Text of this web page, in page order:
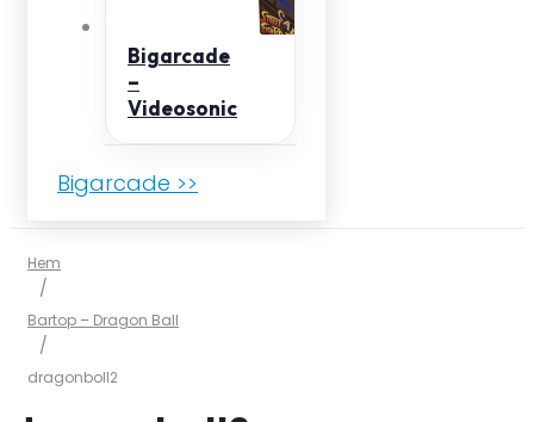
Bigarcade
–
Videosonic
Bigarcade >>
Hem
/
Bartop – Dragon Ball
/
dragonboll2